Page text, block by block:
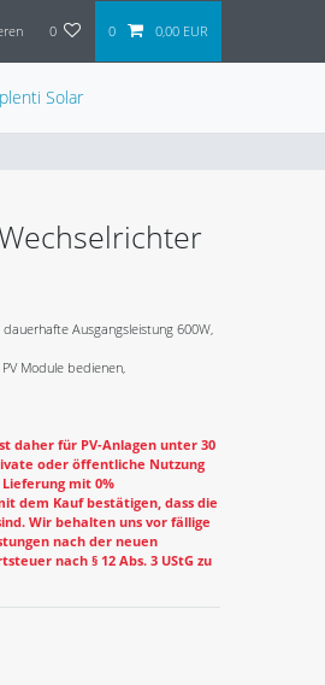
0 0 0,00 EUR
plenti Solar
Ausgangsleistung 600W,
Module bedienen,
daher für PV-Anlagen unter 30
oder öffentliche Nutzung
mit 0%
dem Kauf bestätigen, dass die
Wir behalten uns vor fällige
nach der neuen
nach § 12 Abs. 3 UStG zu